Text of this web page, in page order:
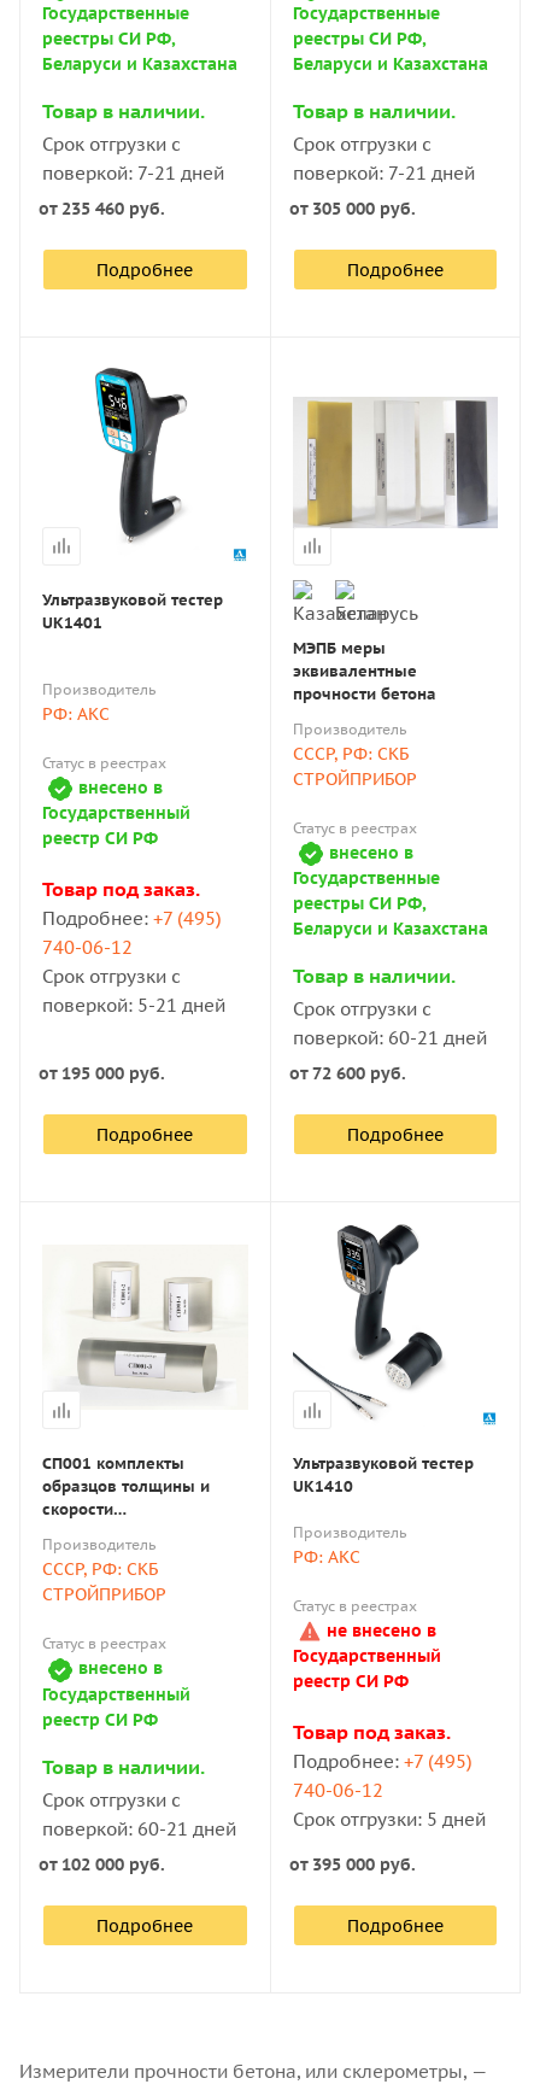
Государственные
реестры СИ РФ,
Беларуси и Казахстана
Товар в наличии.
Срок отгрузки с
поверкой: 7-21 дней
от 235 460 руб.
Подробнее
Государственные
реестры СИ РФ,
Беларуси и Казахстана
Товар в наличии.
Срок отгрузки с
поверкой: 7-21 дней
от 305 000 руб.
Подробнее
Ультразвуковой тестер
UK1401
Производитель
РФ: АКС
Статус в реестрах
внесено в
Государственный
реестр СИ РФ
Товар под заказ.
Подробнее: +7 (495)
740-06-12
Срок отгрузки с
поверкой: 5-21 дней
от 195 000 руб.
Подробнее
МЭПБ меры
эквивалентные
прочности бетона
Производитель
СССР, РФ: СКБ
СТРОЙПРИБОР
Статус в реестрах
внесено в
Государственные
реестры СИ РФ,
Беларуси и Казахстана
Товар в наличии.
Срок отгрузки с
поверкой: 60-21 дней
от72 600 руб.
Подробнее
СП001 комплекты
образцов толщины и
скорости
ультразвуковых волн
Производитель
СССР, РФ: СКБ
СТРОЙПРИБОР
Статус в реестрах
внесено в
Государственный
реестр СИ РФ
Товар в наличии.
Срок отгрузки с
поверкой: 60-21 дней
от 102 000 руб.
Подробнее
Ультразвуковой тестер
UK1410
Производитель
РФ: АКС
Статус в реестрах
не внесено в
Государственный
реестр СИ РФ
Товар под заказ.
Подробнее: +7 (495)
740-06-12
Срок отгрузки: 5 дней
от 395 000 руб.
Подробнее
Измерители прочности бетона, или склерометры, —